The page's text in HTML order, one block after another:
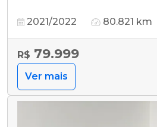
2021/2022 80.821 km
R$ 79.999
Ver mais